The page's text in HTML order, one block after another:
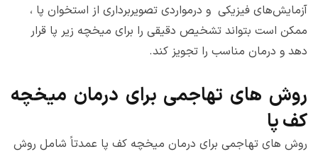
آزمایش‌های فیزیکی و درمواردی تصویربرداری از استخوان پا ،
ممکن است بتواند تشخیص دقیقی را برای میخچه زیر پا قرار
دهد و درمان مناسب را تجویز کند.
روش های تهاجمی برای درمان میخچه
کف پا
روش های تهاجمی برای درمان میخچه کف پا عمدتاً شامل روش